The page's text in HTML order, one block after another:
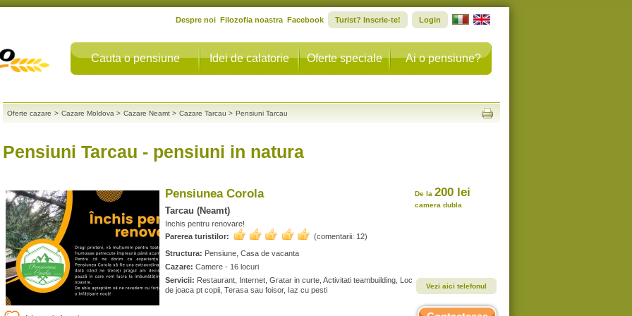
Cauta o pensiune Idei de calatorie Oferte speciale Ai o pensiune?
Despre noi Filozofia noastra Facebook Turist? Inscrie-te! Login
Oferte cazare > Cazare Moldova > Cazare Neamt > Cazare Tarcau > Pensiuni Tarcau
Pensiuni Tarcau - pensiuni in natura
Pensiunea Corola
Tarcau (Neamt)
Inchis pentru renovare!
Parerea turistilor:
(comentarii: 12)
Structura: Pensiune, Casa de vacanta
Cazare: Camere - 16 locuri
Servicii: Restaurant, Internet, Gratar in curte, Activitati teambuilding, Loc
de joaca pt copii, Terasa sau foisor, Iaz cu pesti
De la 200 lei
camera dubla
Vezi aici telefonul